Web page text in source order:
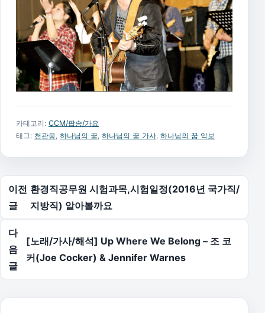
카테고리: CCM/팝송/가요
태그: 천관웅, 하나님의 꿈, 하나님의 꿈 가사, 하나님의 꿈 악보
글 탐색
이전
글
환경직공무원 시험과목,시험일정(2016년 국가직/
지방직) 알아볼까요
다
음
글
[노래/가사/해석] Up Where We Belong – 조 코
커(Joe Cocker) & Jennifer Warnes